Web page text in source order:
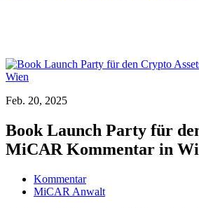
Feb. 20, 2025
Book Launch Party für
MiCAR Kommentar in
Kommentar
MiCAR Anwalt